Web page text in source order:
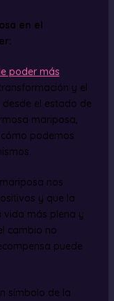
en el
poder más
y el
el estado de
mariposa,
podemos
nos
y que la
vida más plena y
cambio no
puede
símbolo de la